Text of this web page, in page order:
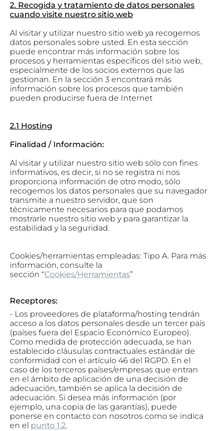
2. Recogida y tratamiento de datos personales
cuando visite nuestro sitio web
Al visitar y utilizar nuestro sitio web ya recogemos
datos personales sobre usted. En esta sección
puede encontrar más información sobre los
procesos y herramientas específicos del sitio web,
especialmente de los socios externos que las
gestionan. En la sección 3 encontrará más
información sobre los procesos que también
pueden producirse fuera de Internet
2.1 Hosting
Finalidad / Información:
Al visitar y utilizar nuestro sitio web sólo con fines
informativos, es decir, si no se registra ni nos
proporciona información de otro modo, sólo
recogemos los datos personales que su navegador
transmite a nuestro servidor, que son
técnicamente necesarios para que podamos
mostrarle nuestro sitio web y para garantizar la
estabilidad y la seguridad.
Cookies/herramientas empleadas: Tipo A. Para más
información, consulte la
sección “Cookies/Herramientas”
Receptores:
- Los proveedores de plataforma/hosting tendrán
acceso a los datos personales desde un tercer país
(países fuera del Espacio Económico Europeo).
Como medida de protección adecuada, se han
establecido cláusulas contractuales estándar de
conformidad con el artículo 46 del RGPD. En el
caso de los terceros países/empresas que entran
en el ámbito de aplicación de una decisión de
adecuación, también se aplica la decisión de
adecuación. Si desea más información (por
ejemplo, una copia de las garantías), puede
ponerse en contacto con nosotros como se indica
en el punto 1.2.